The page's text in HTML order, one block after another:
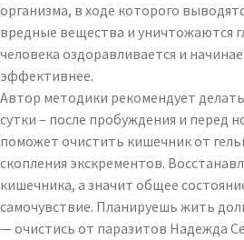
организма, в ходе которого
вредные вещества и уничтожаются
человека оздоравливается и
эффективнее.
Автор методики рекомендует
сутки – после пробуждения и перед
поможет очистить кишечник от
скопления экскрементов.
кишечника, а значит общее
самочувствие. Планируешь жить
— очистись от паразитов Надежда